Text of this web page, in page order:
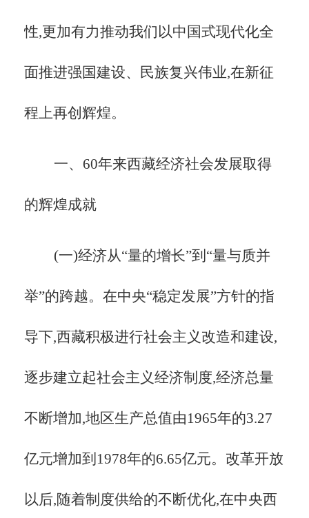
性,更加有力推动我们以中国式现代化全
面推进强国建设、民族复兴伟业,在新征
程上再创辉煌。
一、 60年来西藏经济社会发展取得
的辉煌成就
(一)经济从“量的增长”到“量与质并
举”的跨越。在中央“稳定发展”方针的指
导下,西藏积极进行社会主义改造和建设,
逐步建立起社会主义经济制度,经济总量
不断增加,地区生产总值由1965年的3.27
亿元增加到1978年的6.65亿元。改革开放
以后,随着制度供给的不断优化,在中央西